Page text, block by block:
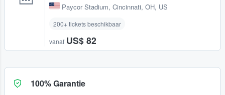
Paycor Stadium, Cincinnati, OH, US
200+ tickets beschikbaar
vanaf US$ 82
100% Garantie